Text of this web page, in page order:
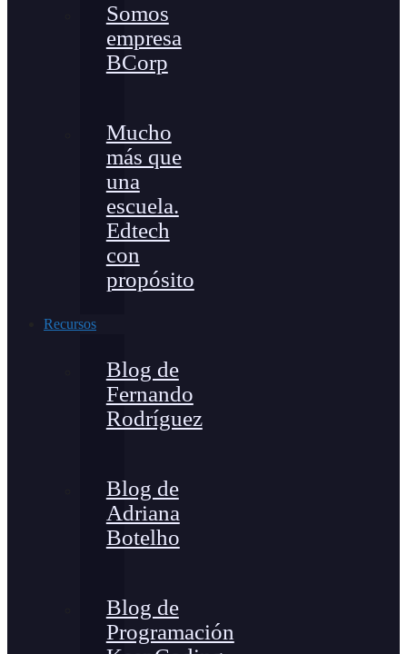
Somos
empresa
BCorp
Mucho
más que
una
escuela.
Edtech
con
propósito
Recursos
Blog de
Fernando
Rodríguez
Blog de
Adriana
Botelho
Blog de
Programación